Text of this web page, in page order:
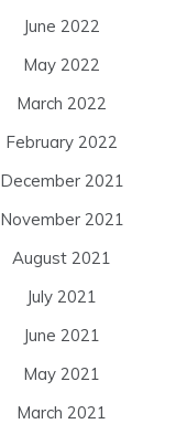
June 2022
May 2022
March 2022
February 2022
December 2021
November 2021
August 2021
July 2021
June 2021
May 2021
March 2021